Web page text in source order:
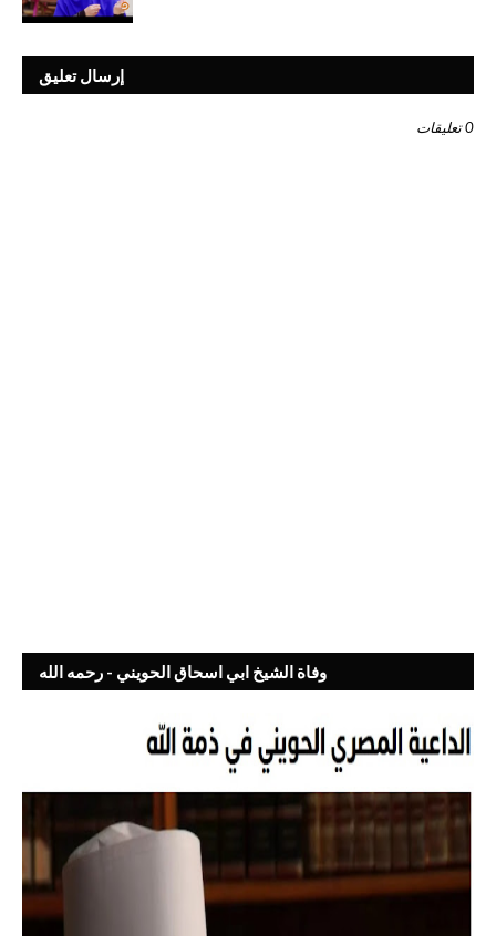
إرسال تعليق
0 تعليقات
وفاة الشيخ ابي اسحاق الحويني - رحمه الله